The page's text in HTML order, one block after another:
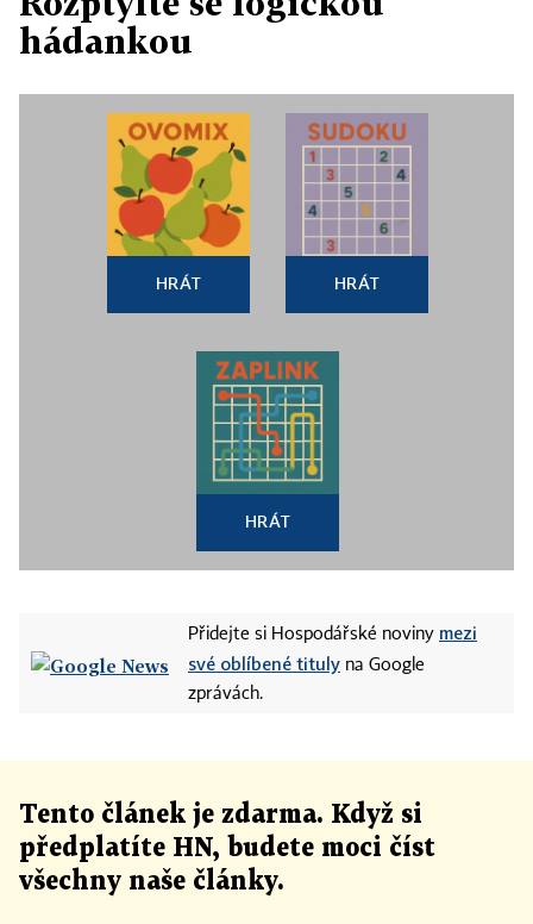
hádankou
HRÁT HRÁT
HRÁT
Přidejte si Hospodářské noviny mezi
své oblíbené tituly na Google
zprávách.
Tento článek je zdarma. Když si
předplatíte HN, budete moci číst
všechny naše články.